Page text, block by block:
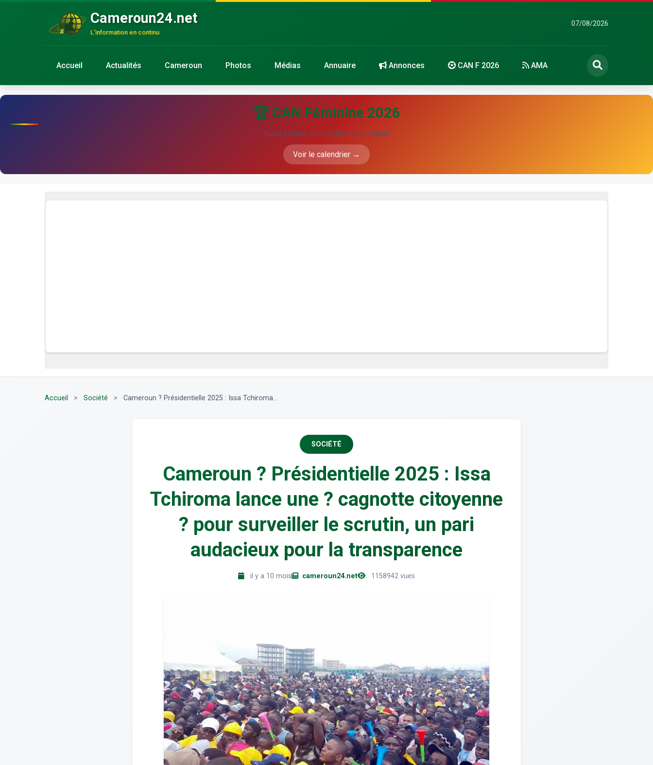
Cameroun24.net
L'information en continu
07/08/2026
Accueil Actualités Cameroun Photos Médias Annuaire Annonces CAN F 2026 AMA
🏆 CAN Féminine 2026
Suivez toute la compétition au Maroc
Voir le calendrier →
Accueil > Société > Cameroun ? Présidentielle 2025 : Issa Tchiroma...
SOCIÉTÉ
Cameroun ? Présidentielle 2025 : Issa
Tchiroma lance une ? cagnotte citoyenne
? pour surveiller le scrutin, un pari
audacieux pour la transparence
il y a 10 mois cameroun24.net 1158942 vues